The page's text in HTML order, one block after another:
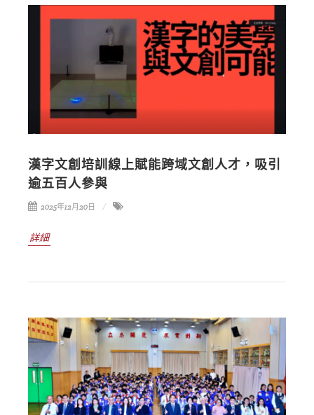
漢字文創培訓線上賦能跨域文創人才，吸引
逾五百人參與
2025年12月20日
詳細